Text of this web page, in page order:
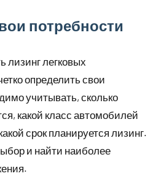
потребности
лизинг легковых
определить свои
учитывать, сколько
какой класс автомобилей
срок планируется лизинг.
и найти наиболее